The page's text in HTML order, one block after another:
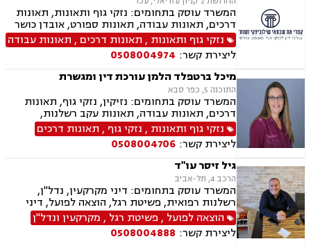
תלמידים, אבדן כושר עבודה , תאונות ספורט,
בריאות הנפש, לשון הרע, דיני צבא ובטחון, נכי צה"ל,
נפגעי טרור , תביעות יצוגיות
המשרד עוסק בתחומים: נזקי גוף ותאונות, תאונות
דרכים, תאונות עבודה, תאונות ספורט, אובדן כושר
עבודה, תאונות תלמידים, תאונות עקב רשלנות,
תביעות ביטוח ונזקי רכוש, ביטוח סיעודי, דיני
פנסיה, נזקי רכוש, פטור ממס הכנסה מסיבות
רפואיות
נזקי גוף ותאונות , תאונות דרכים , תאונות עבודה
ליצירת קשר: 0508004974
מיכל ברטפלד הלמן עורכת דין ומגשרת
התוכנה 5, כפר סבא
המשרד עוסק בתחומים: נזיקין, נזקי גוף, תאונות
דרכים, תאונות עבודה, תאונות עקב רשלנות,
תאונות תלמידים, רשלנות רפואית, אבדן כושר
עבודה , ייפוי כוח מתמשך, ביטוח לאומי, ירושות
וצוואות, הסכמי ממון, גישור
נזקי גוף ותאונות , נזקי גוף , תאונות דרכים
ליצירת קשר: 0508004706
גיל זיסר עו"ד
הרכב 4, תל-אביב
המשרד עוסק בתחומים: דיני מקרקעין, נדל"ן,
רשלנות רפואית, פשיטת רגל, הוצאה לפועל, דיני
עבודה, ירושות וצוואות
הוצאה לפועל , פשיטת רגל , מקרקעין ונדל"ן
ליצירת קשר: 0508004888